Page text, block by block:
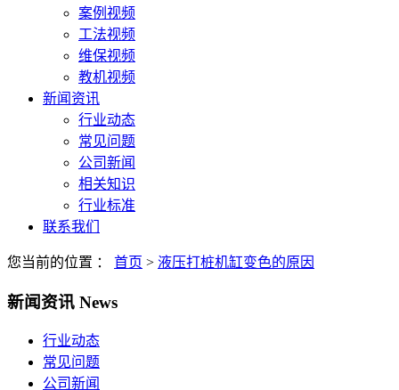
案例视频
工法视频
维保视频
教机视频
新闻资讯
行业动态
常见问题
公司新闻
相关知识
行业标准
联系我们
您当前的位置 ： 首页 > 液压打桩机缸变色的原因
新闻资讯 News
行业动态
常见问题
公司新闻